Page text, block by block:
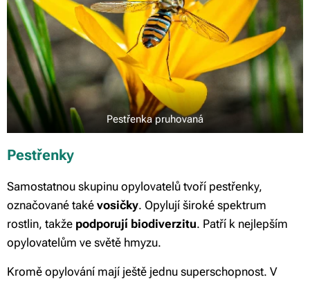
Pestřenka pruhovaná
Pestřenky
Samostatnou skupinu opylovatelů tvoří pestřenky,
označované také vosičky. Opylují široké spektrum
rostlin, takže podporují biodiverzitu. Patří k nejlepším
opylovatelům ve světě hmyzu.
Kromě opylování mají ještě jednu superschopnost. V